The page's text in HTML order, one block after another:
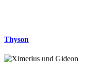
Thyson